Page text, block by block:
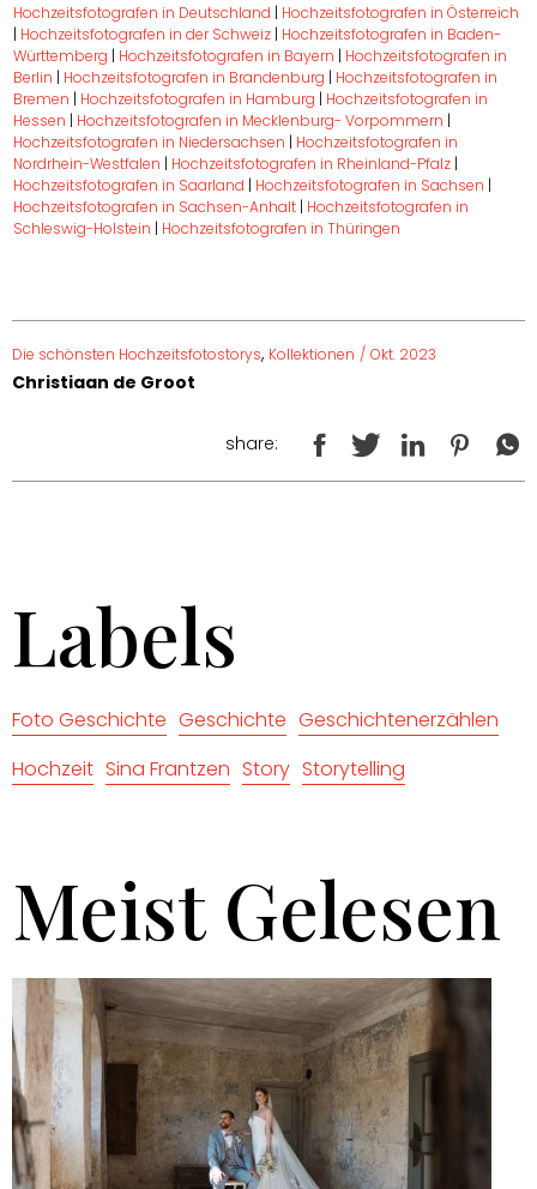
Hochzeitsfotografen in Deutschland | Hochzeitsfotografen in Österreich
| Hochzeitsfotografen in der Schweiz | Hochzeitsfotografen in Baden-
Württemberg | Hochzeitsfotografen in Bayern | Hochzeitsfotografen in
Berlin | Hochzeitsfotografen in Brandenburg | Hochzeitsfotografen in
Bremen | Hochzeitsfotografen in Hamburg | Hochzeitsfotografen in
Hessen | Hochzeitsfotografen in Mecklenburg- Vorpommern |
Hochzeitsfotografen in Niedersachsen | Hochzeitsfotografen in
Nordrhein-Westfalen | Hochzeitsfotografen in Rheinland-Pfalz |
Hochzeitsfotografen in Saarland | Hochzeitsfotografen in Sachsen |
Hochzeitsfotografen in Sachsen-Anhalt | Hochzeitsfotografen in
Schleswig-Holstein | Hochzeitsfotografen in Thüringen
Die schönsten Hochzeitsfotostorys, Kollektionen / Okt. 2023
Christiaan de Groot
share:
Labels
Foto Geschichte Geschichte Geschichtenerzählen
Hochzeit Sina Frantzen Story Storytelling
Meist Gelesen